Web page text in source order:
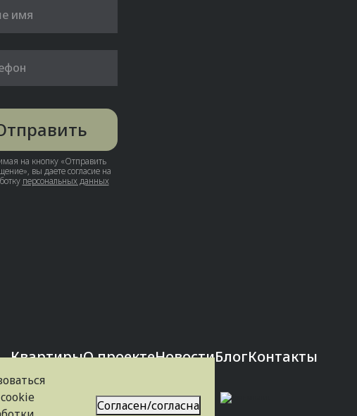
на кнопку «Отправить
вы даете согласие на
персональных данных
КвартирыО проектеНовостиБлогКонтакты
Согласен/согласна